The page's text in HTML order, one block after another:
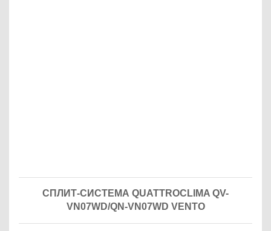
СПЛИТ-СИСТЕМА QUATTROCLIMA QV-
VN07WD/QN-VN07WD VENTO